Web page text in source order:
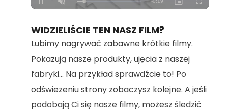
Unmute Loaded
100.00%
WIDZIELIŚCIE TEN NASZ FILM?
Lubimy nagrywać zabawne krótkie filmy.
Pokazują nasze produkty, ujęcia z naszej
fabryki... Na przykład sprawdźcie to! Po
odświeżeniu strony zobaczysz kolejne. A jeśli
podobają Ci się nasze filmy, możesz śledzić